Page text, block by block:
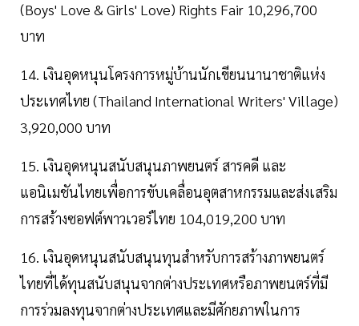
(Boys' Love & Girls' Love) Rights Fair 10,296,700
บาท
14. เงินอุดหนุนโครงการหมู่บ้านนักเขียนนานาชาติแห่ง
ประเทศไทย (Thailand International Writers' Village)
3,920,000 บาท
15. เงินอุดหนุนสนับสนุนภาพยนตร์ สารคดี และ
แอนิเมชันไทยเพื่อการขับเคลื่อนอุตสาหกรรมและส่งเสริม
การสร้างซอฟต์พาวเวอร์ไทย 104,019,200 บาท
16. เงินอุดหนุนสนับสนุนทุนสำหรับการสร้างภาพยนตร์
ไทยที่ได้ทุนสนับสนุนจากต่างประเทศหรือภาพยนตร์ที่มี
การร่วมลงทุนจากต่างประเทศและมีศักยภาพในการ